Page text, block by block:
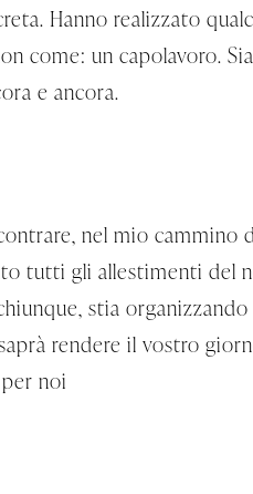
Hanno realizzato
come: un capolavoro.
e ancora.
nel mio
tutti gli allestimenti del
stia
rendere il vostro
noi